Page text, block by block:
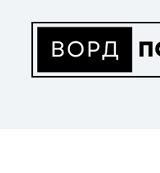
содержанию